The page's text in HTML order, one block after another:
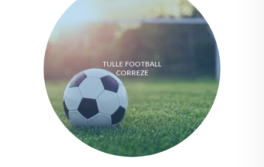
TULLE FOOTBALL
CORREZE